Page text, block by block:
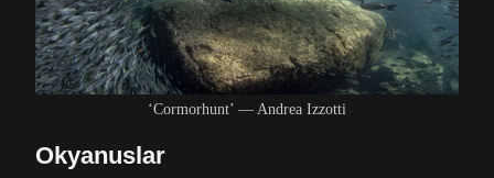
‘Cormorhunt’ — Andrea Izzotti
Okyanuslar